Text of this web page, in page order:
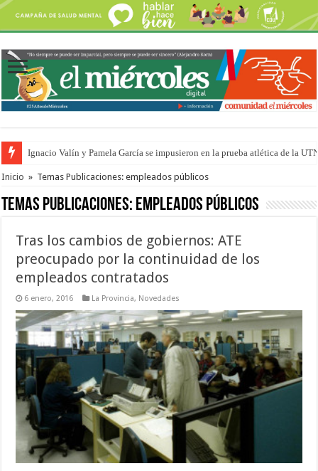
Ignacio Valín y Pamela García se impusieron en la prueba atlética de la
Traigo el litoral en mi canción: 100 años de Aníbal Sampayo
Inicio » Temas Publicaciones: empleados públicos
Temas Publicaciones: empleados públicos
Tras los cambios de gobiernos: ATE
preocupado por la continuidad de los
empleados contratados
6 enero, 2016 La Provincia, Novedades